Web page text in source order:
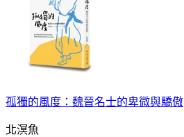
孤獨的風度：魏晉名士的卑微與驕傲
北溟魚